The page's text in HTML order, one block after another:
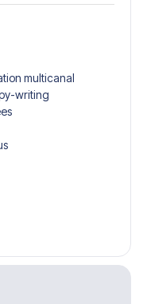
multicanal
writing